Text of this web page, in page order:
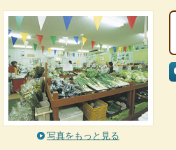
写真をもっと見る